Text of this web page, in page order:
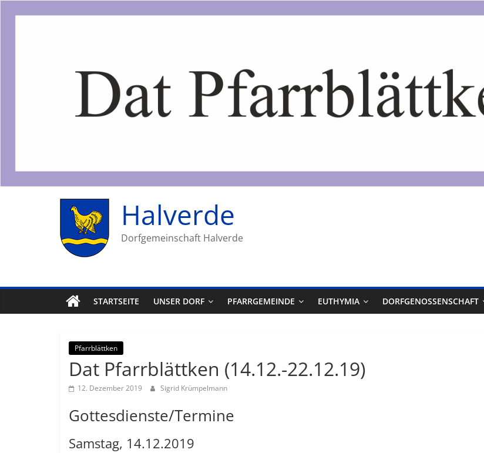
Halverde
Dorfgemeinschaft Halverde
STARTSEITE UNSER DORF PFARRGEMEINDE EUTHYMIA DORFGENOSSENSCHAFT
Pfarrblättken
Dat Pfarrblättken (14.12.-22.12.19)
12. Dezember 2019 Sigrid Krümpelmann
Gottesdienste/Termine
Samstag, 14.12.2019